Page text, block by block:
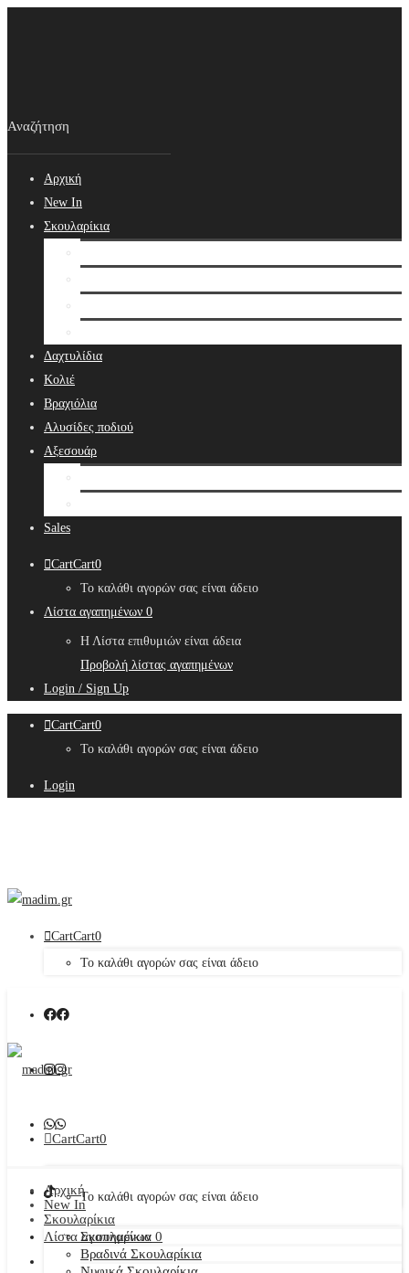
Αρχική
New In
Σκουλαρίκια
Δαχτυλίδια
Κολιέ
Βραχιόλια
Αλυσίδες ποδιού
Αξεσουάρ
Sales
CartCart0
Το καλάθι αγορών σας είναι άδειο
Λίστα αγαπημένων 0
Η Λίστα επιθυμιών είναι άδεια
Προβολή λίστας αγαπημένων
Login / Sign Up
CartCart0
Το καλάθι αγορών σας είναι άδειο
Login
CartCart0
Το καλάθι αγορών σας είναι άδειο
CartCart0
Το καλάθι αγορών σας είναι άδειο
Λίστα αγαπημένων 0
Αρχική
New In
Σκουλαρίκια
Σκουλαρίκια
Βραδινά Σκουλαρίκια